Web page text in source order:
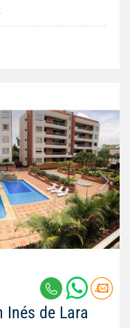
Inés de Lara